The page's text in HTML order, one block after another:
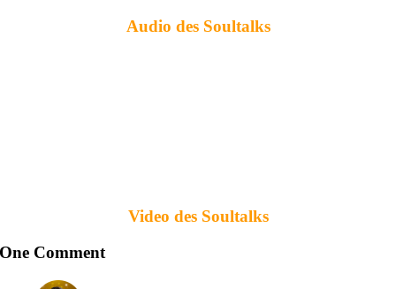
Audio des Soultalks
Video des Soultalks
One Comment